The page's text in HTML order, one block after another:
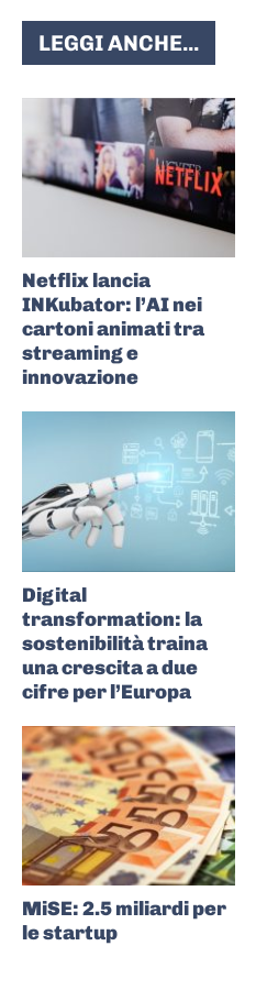
LEGGI ANCHE...
Netflix lancia
INKubator: l’AI nei
cartoni animati tra
streaming e
innovazione
Digital
transformation: la
sostenibilità traina
una crescita a due
cifre per l’Europa
MiSE: 2.5 miliardi per
le startup